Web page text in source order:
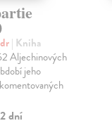
| Kniha
Aljechinových
jeho
dní